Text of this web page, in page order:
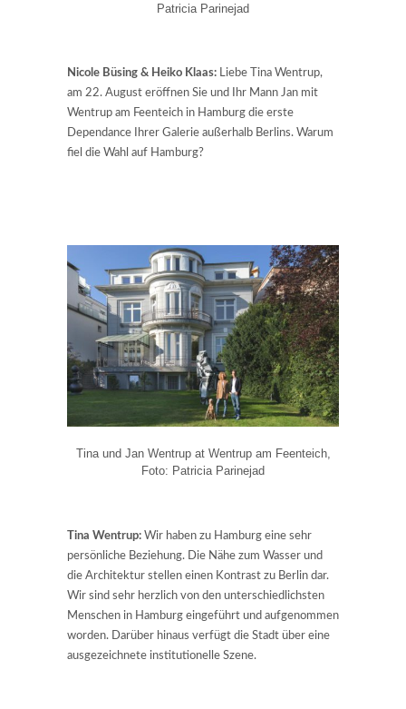
Patricia Parinejad
Nicole Büsing & Heiko Klaas: Liebe Tina Wentrup,
am 22. August eröffnen Sie und Ihr Mann Jan mit
Wentrup am Feenteich in Hamburg die erste
Dependance Ihrer Galerie außerhalb Berlins. Warum
fiel die Wahl auf Hamburg?
Tina und Jan Wentrup at Wentrup am Feenteich,
Foto: Patricia Parinejad
Tina Wentrup: Wir haben zu Hamburg eine sehr
persönliche Beziehung. Die Nähe zum Wasser und
die Architektur stellen einen Kontrast zu Berlin dar.
Wir sind sehr herzlich von den unterschiedlichsten
Menschen in Hamburg eingeführt und aufgenommen
worden. Darüber hinaus verfügt die Stadt über eine
ausgezeichnete institutionelle Szene.